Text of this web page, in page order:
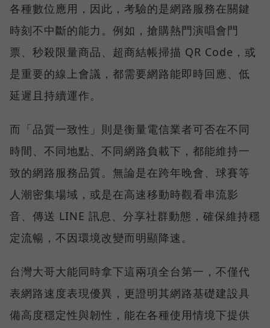
各種數位應用，因此，考驗的是網路服務在關鍵
時刻不中斷的能力。例如，搶購熱門演唱會門
票、秒殺限量商品、超商結帳掃描 QR Code，或
是重要的線上會議，都需要網路能即時回應、低
延遲且持續運作。
而「品質一致性」則是衡量電信業者可否在不同
時間、不同地點、不同網路負載下，都能維持一
致的網路服務品質。無論是在跨年晚會、球賽等
人潮密集場域，或是在高速移動時觀看串流影
音、傳送 LINE 訊息、分享社群動態，確保維持穩
定流暢，不因環境改變而明顯降速。
台灣大哥大能同時拿下這兩項全台第一，不僅代
表網路速度表現優異，更證明其網路基礎建設具
備高度穩定性與韌性，能在各種使用情境下提供